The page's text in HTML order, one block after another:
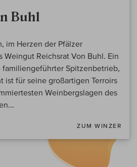
Buhl
im Herzen der Pfälzer
Weingut Reichsrat Von Buhl. Ein
Spitzenbetrieb,
ist für seine großartigen Terroirs
Weinbergslagen des
ZUM WINZER